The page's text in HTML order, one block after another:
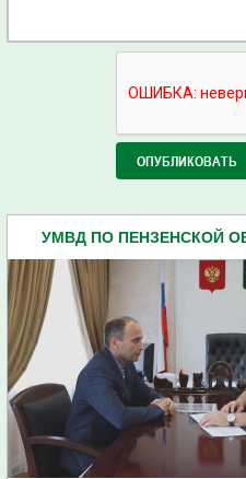
УМВД ПО ПЕНЗЕНСКОЙ